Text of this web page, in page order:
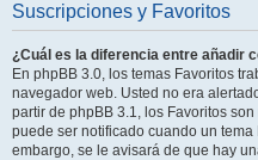
Suscripciones y Favoritos
¿Cuál es la diferencia entre añadir
En phpBB 3.0, los temas Favoritos
navegador web. Usted no era
partir de phpBB 3.1, los Favoritos
puede ser notificado cuando un
embargo, se le avisará de que hay